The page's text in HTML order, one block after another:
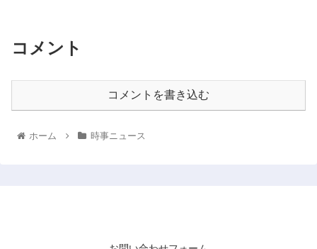
コメント
コメントを書き込む
ホーム 時事ニュース